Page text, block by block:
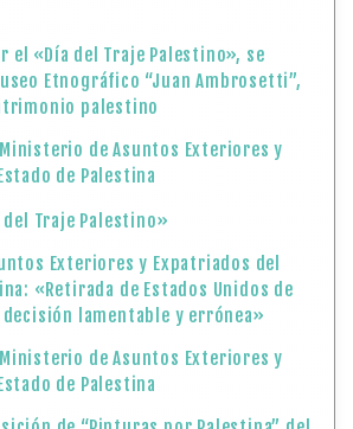
el «Día del Traje Palestino», se
Etnográfico “Juan Ambrosetti”,
palestino
de Asuntos Exteriores y
de Palestina
Traje Palestino»
Exteriores y Expatriados del
«Retirada de Estados Unidos de
decisión lamentable y errónea»
de Asuntos Exteriores y
de Palestina